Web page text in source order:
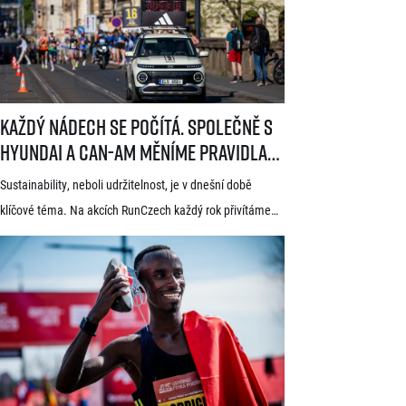
seriálu evropských půlmaratonů zvaného SuperHalfs
a jedná se o nejžádanější z pěti závodů RunCzech Halfs.
[…]
Každý nádech se počítá. Společně s
Hyundai a Can-Am měníme pravidla
hry
Sustainability, neboli udržitelnost, je v dnešní době
klíčové téma. Na akcích RunCzech každý rok přivítáme
statisíce osob, které motivujeme k pohybu a zdravému
životnímu stylu. S každou masovou akcí se však pojí také
odpovědnost vůči životnímu prostředí a pro nás
v RunCzech jde samozřejmě o důležitou součást při
pořádání našich závodů. Společnost RunCzech se
dlouhodobě snaží vylepšovat svá opatření související
s udržitelností při […]
Každý nádech se počítá. Společně s Hyundai a Can-Am měníme